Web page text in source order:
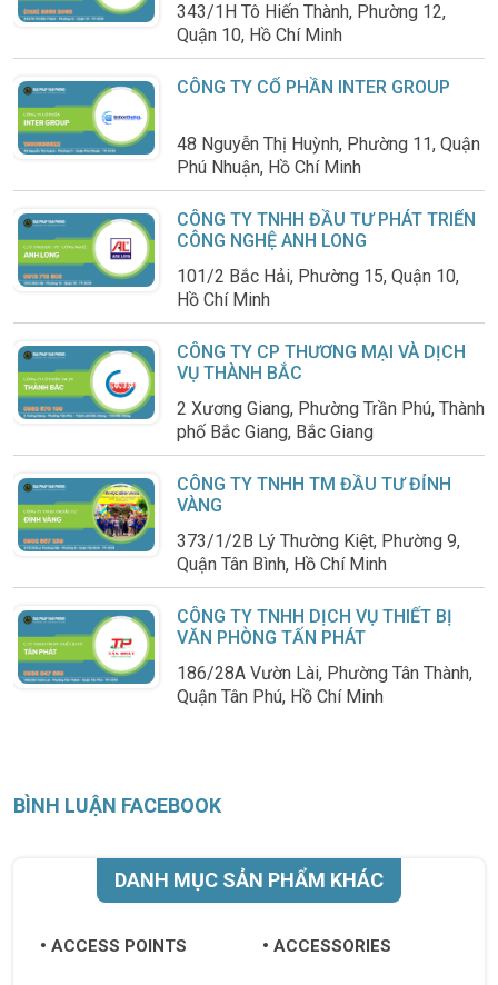
343/1H Tô Hiến Thành, Phường 12,
Quận 10, Hồ Chí Minh
CÔNG TY CỔ PHẦN INTER GROUP
48 Nguyễn Thị Huỳnh, Phường 11, Quận
Phú Nhuận, Hồ Chí Minh
CÔNG TY TNHH ĐẦU TƯ PHÁT TRIỂN
CÔNG NGHỆ ANH LONG
101/2 Bắc Hải, Phường 15, Quận 10,
Hồ Chí Minh
CÔNG TY CP THƯƠNG MẠI VÀ DỊCH
VỤ THÀNH BẮC
2 Xương Giang, Phường Trần Phú, Thành
phố Bắc Giang, Bắc Giang
CÔNG TY TNHH TM ĐẦU TƯ ĐỈNH
VÀNG
373/1/2B Lý Thường Kiệt, Phường 9,
Quận Tân Bình, Hồ Chí Minh
CÔNG TY TNHH DỊCH VỤ THIẾT BỊ
VĂN PHÒNG TẤN PHÁT
186/28A Vườn Lài, Phường Tân Thành,
Quận Tân Phú, Hồ Chí Minh
BÌNH LUẬN FACEBOOK
DANH MỤC SẢN PHẨM KHÁC
ACCESS POINTS ACCESSORIES